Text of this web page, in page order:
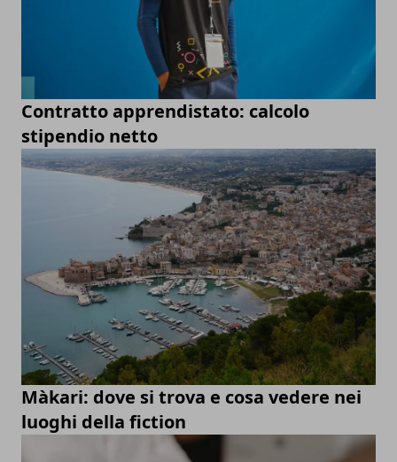
Contratto apprendistato: calcolo
stipendio netto
Màkari: dove si trova e cosa vedere nei
luoghi della fiction